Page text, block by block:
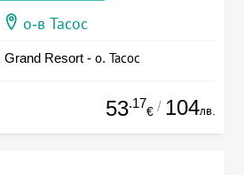
о-в Тасос
Resort - о. Тасос
53.17
€ / 104лв.